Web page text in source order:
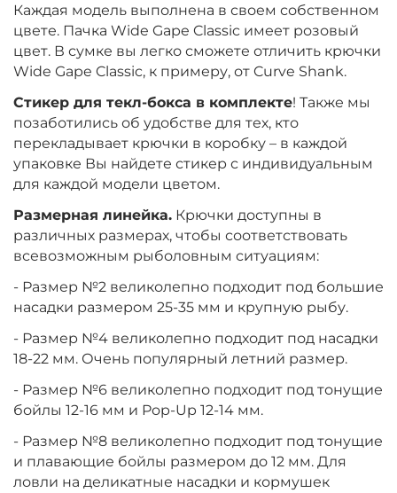
Каждая модель выполнена в своем собственном
цвете. Пачка Wide Gape Classic имеет розовый
цвет. В сумке вы легко сможете отличить крючки
Wide Gape Classic, к примеру, от Curve Shank.
Стикер для текл-бокса в комплекте! Также мы
позаботились об удобстве для тех, кто
перекладывает крючки в коробку – в каждой
упаковке Вы найдете стикер с индивидуальным
для каждой модели цветом.
Размерная линейка. Крючки доступны в
различных размерах, чтобы соответствовать
всевозможным рыболовным ситуациям:
- Размер №2 великолепно подходит под большие
насадки размером 25-35 мм и крупную рыбу.
- Размер №4 великолепно подходит под насадки
18-22 мм. Очень популярный летний размер.
- Размер №6 великолепно подходит под тонущие
бойлы 12-16 мм и Pop-Up 12-14 мм.
- Размер №8 великолепно подходит под тонущие
и плавающие бойлы размером до 12 мм. Для
ловли на деликатные насадки и кормушек